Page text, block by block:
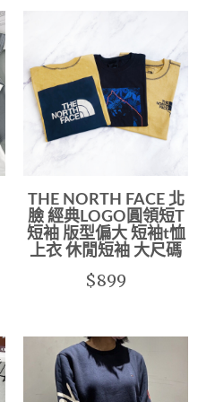
THE NORTH FACE 北
臉 經典LOGO圓領短T
短袖 版型偏大 短袖t恤
上衣 休閒短袖 大尺碼
$899